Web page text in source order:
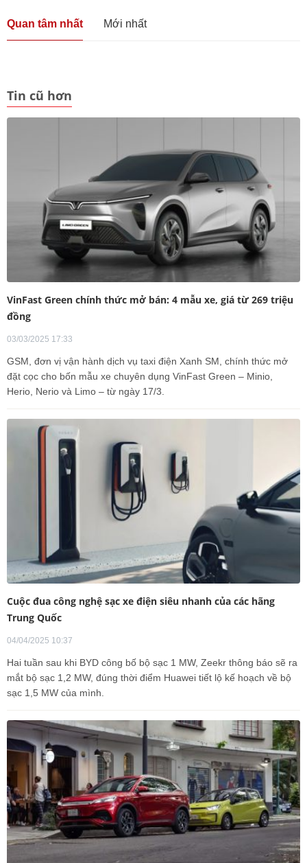
Quan tâm nhất Mới nhất
Tin cũ hơn
VinFast Green chính thức mở bán: 4 mẫu xe, giá từ 269 triệu
đồng
03/03/2025 17:33
GSM, đơn vị vận hành dịch vụ taxi điện Xanh SM, chính thức mở
đặt cọc cho bốn mẫu xe chuyên dụng VinFast Green – Minio,
Herio, Nerio và Limo – từ ngày 17/3.
Cuộc đua công nghệ sạc xe điện siêu nhanh của các hãng
Trung Quốc
04/04/2025 10:37
Hai tuần sau khi BYD công bố bộ sạc 1 MW, Zeekr thông báo sẽ ra
mắt bộ sạc 1,2 MW, đúng thời điểm Huawei tiết lộ kế hoạch về bộ
sạc 1,5 MW của mình.